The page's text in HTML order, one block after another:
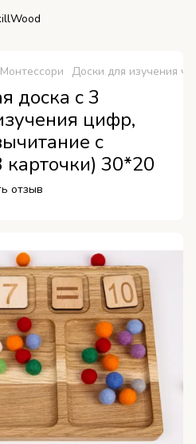
Доски для изучения
доска с 3
цифр,
с
карточки) 30*20
отзыв